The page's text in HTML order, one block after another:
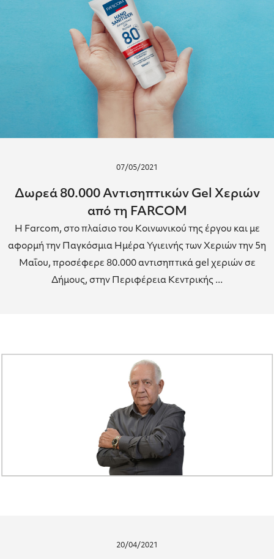
07/05/2021
Δωρεά 80.000 Αντισηπτικών Gel Χεριών
από τη FARCOM
Η Farcom, στο πλαίσιο του Κοινωνικού της έργου και με
αφορμή την Παγκόσμια Ημέρα Υγιεινής των Χεριών την 5η
Μαΐου, προσέφερε 80.000 αντισηπτικά gel χεριών σε
Δήμους, στην Περιφέρεια Κεντρικής ...
20/04/2021